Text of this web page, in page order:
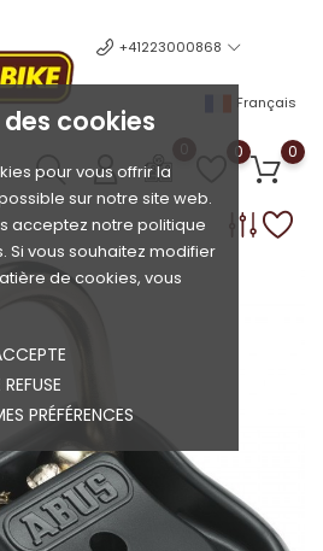
cookies
pour vous offrir la
sur notre site web.
acceptez notre politique
Si vous souhaitez modifier
de cookies, vous
REFUSE
PRÉFÉRENCES
+41223000868
Français
0 0